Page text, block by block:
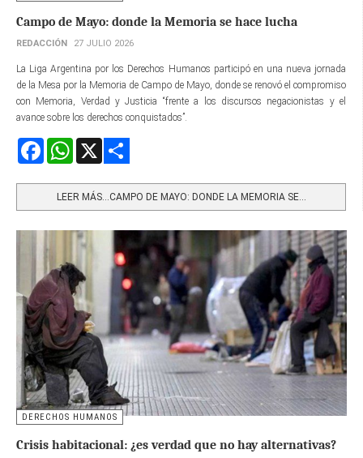
Campo de Mayo: donde la Memoria se hace lucha
REDACCIÓN 27 JULIO 2026
La Liga Argentina por los Derechos Humanos participó en una nueva jornada
de la Mesa por la Memoria de Campo de Mayo, donde se renovó el compromiso
con Memoria, Verdad y Justicia “frente a los discursos negacionistas y el
avance sobre los derechos conquistados”.
FacebookWhatsApp
LEER MÁS…CAMPO DE MAYO: DONDE LA MEMORIA SE...
DERECHOS HUMANOS
Crisis habitacional: ¿es verdad que no hay alternativas?